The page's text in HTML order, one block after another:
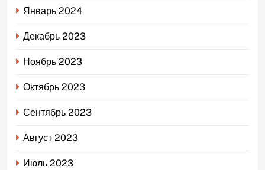
Январь 2024
Декабрь 2023
Ноябрь 2023
Октябрь 2023
Сентябрь 2023
Август 2023
Июль 2023